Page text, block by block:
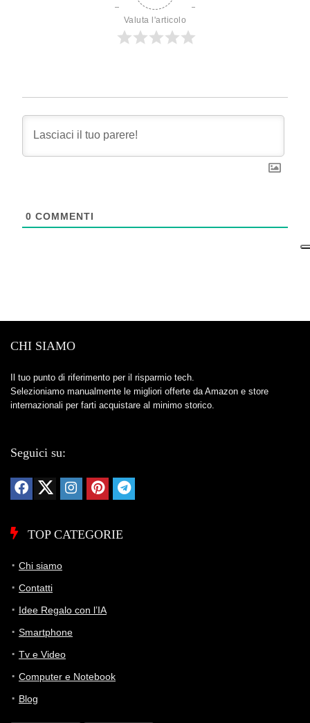
Valuta l'articolo
0 COMMENTI
CHI SIAMO
Il tuo punto di riferimento per il risparmio tech.
Selezioniamo manualmente le migliori offerte da Amazon e store
internazionali per farti acquistare al minimo storico.
Seguici su:
TOP CATEGORIE
Chi siamo
Contatti
Idee Regalo con l’IA
Smartphone
Tv e Video
Computer e Notebook
Blog